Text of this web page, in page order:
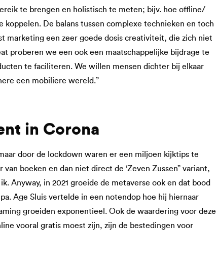
te brengen en holistisch te meten; bijv. hoe offline/
De balans tussen complexe technieken en toch
marketing een zeer goede dosis creativiteit, die zich niet
proberen we een ook een maatschappelijke bijdrage te
te faciliteren. We willen mensen dichter bij elkaar
een mobiliere wereld.”
in Corona
door de lockdown waren er een miljoen kijktips te
boeken en dan niet direct de ‘Zeven Zussen” variant,
Anyway, in 2021 groeide de metaverse ook en dat bood
Age Sluis vertelde in een notendop hoe hij hiernaar
groeiden exponentieel. Ook de waardering voor deze
vooral gratis moest zijn, zijn de bestedingen voor